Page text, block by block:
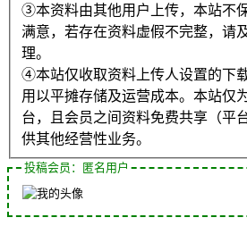
③本资料由其他用户上传，本站不
满意，若存在资料虚假不完整，请
理。
④本站仅收取资料上传人设置的下
用以平摊存储及运营成本。本站仅
台，且会员之间资料免费共享（平
供其他经营性业务。
投稿会员：匿名用户